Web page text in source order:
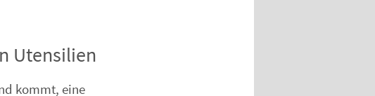
Utensilien
kommt, eine